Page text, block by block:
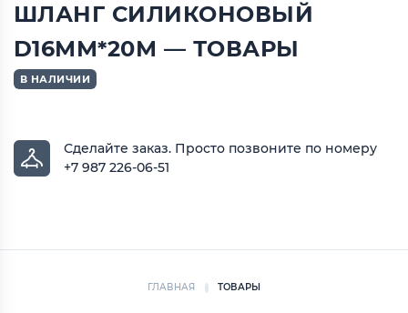
ШЛАНГ СИЛИКОНОВЫЙ
D16ММ*20М — ТОВАРЫ
В НАЛИЧИИ
Сделайте заказ. Просто позвоните по номеру
+7 987 226-06-51
ГЛАВНАЯ ТОВАРЫ